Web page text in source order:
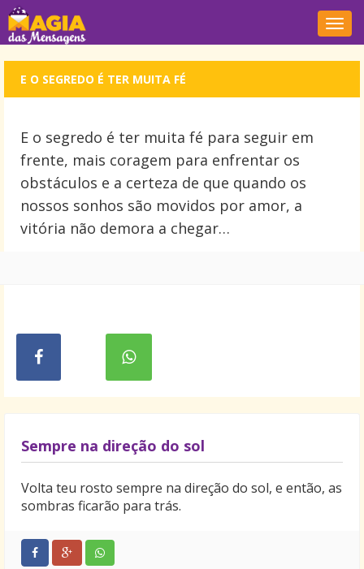
E O SEGREDO É TER MUITA FÉ
E o segredo é ter muita fé para seguir em
frente, mais coragem para enfrentar os
obstáculos e a certeza de que quando os
nossos sonhos são movidos por amor, a
vitória não demora a chegar…
Sempre na direção do sol
Volta teu rosto sempre na direção do sol, e então, as
sombras ficarão para trás.